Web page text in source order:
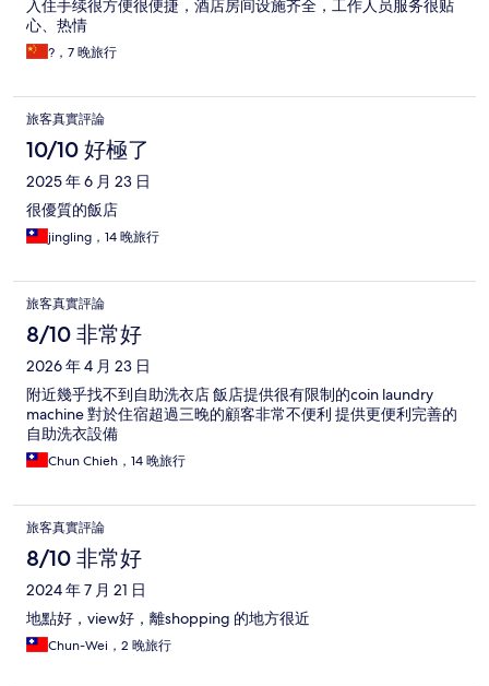
入住手续很方便很便捷，酒店房间设施齐全，工作人员服务很贴
心、热情
?，7 晚旅行
旅客真實評論
10/10 好極了
2025 年 6 月 23 日
很優質的飯店
jingling，14 晚旅行
旅客真實評論
8/10 非常好
2026 年 4 月 23 日
附近幾乎找不到自助洗衣店 飯店提供很有限制的coin laundry
machine 對於住宿超過三晚的顧客非常不便利 提供更便利完善的
自助洗衣設備
Chun Chieh，14 晚旅行
旅客真實評論
8/10 非常好
2024 年 7 月 21 日
地點好，view好，離shopping 的地方很近
Chun-Wei，2 晚旅行